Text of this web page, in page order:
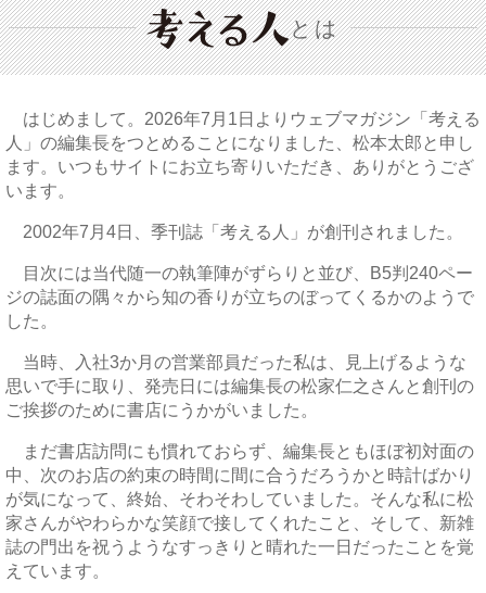
とは
はじめまして。2026年7月1日よりウェブマガジン「考える
人」の編集長をつとめることになりました、松本太郎と申し
ます。いつもサイトにお立ち寄りいただき、ありがとうござ
います。
2002年7月4日、季刊誌「考える人」が創刊されました。
目次には当代随一の執筆陣がずらりと並び、B5判240ペー
ジの誌面の隅々から知の香りが立ちのぼってくるかのようで
した。
当時、入社3か月の営業部員だった私は、見上げるような
思いで手に取り、発売日には編集長の松家仁之さんと創刊の
ご挨拶のために書店にうかがいました。
まだ書店訪問にも慣れておらず、編集長ともほぼ初対面の
中、次のお店の約束の時間に間に合うだろうかと時計ばかり
が気になって、終始、そわそわしていました。そんな私に松
家さんがやわらかな笑顔で接してくれたこと、そして、新雑
誌の門出を祝うようなすっきりと晴れた一日だったことを覚
えています。